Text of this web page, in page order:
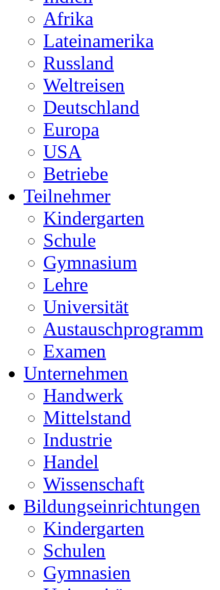
Afrika
Lateinamerika
Russland
Weltreisen
Deutschland
Europa
USA
Betriebe
Teilnehmer
Kindergarten
Schule
Gymnasium
Lehre
Universität
Austauschprogramm
Examen
Unternehmen
Handwerk
Mittelstand
Industrie
Handel
Wissenschaft
Bildungseinrichtungen
Kindergarten
Schulen
Gymnasien